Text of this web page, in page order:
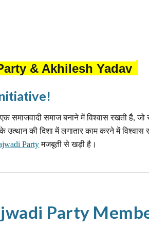
& Akhilesh Yadav
एक समाजवादी समाज बनाने में विश्वास रखती है,
के उत्थान की दिशा में लगातार काम करने में
Partyमजबूती से खड़ी है।
Party